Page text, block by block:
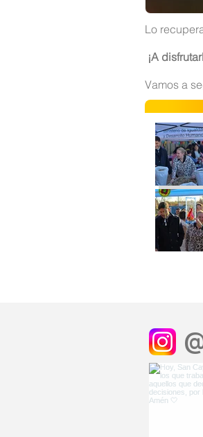
Lo
¡A
Vamos a